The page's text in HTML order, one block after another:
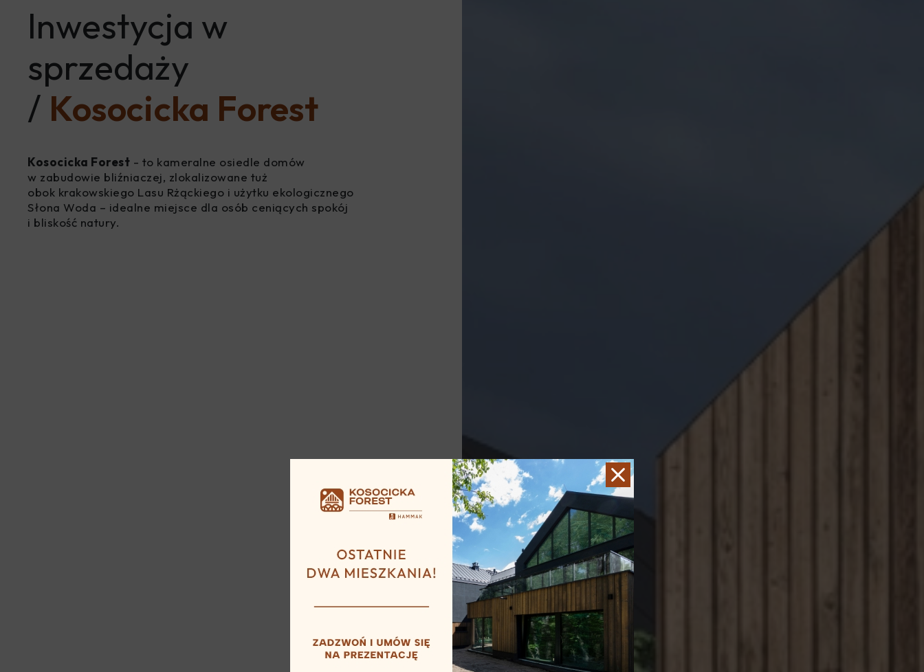
Inwestycja w
sprzedaży
/ Kosocicka Forest
Kosocicka Forest - to kameralne osiedle domów
w zabudowie bliźniaczej, zlokalizowane tuż
obok krakowskiego Lasu Rżąckiego i użytku ekologicznego
Słona Woda – idealne miejsce dla osób ceniących spokój
i bliskość natury.